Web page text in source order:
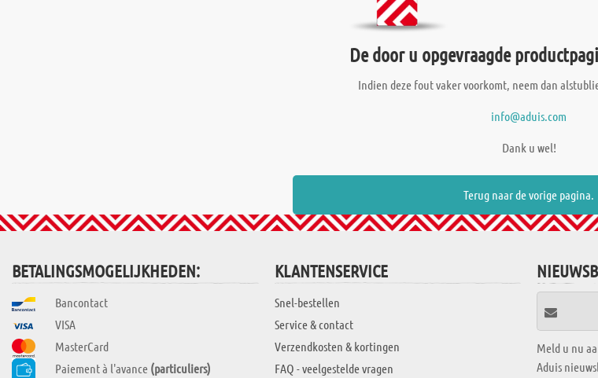
De door u opgevraagde
Indien deze fout vaker voorkomt, neem dan
info@aduis.com
Dank u wel!
Terug naar de vorige pagina.
BETALINGSMOGELIJKHEDEN:
Bancontact
VISA
MasterCard
Paiement à l'avance (particuliers)
KLANTENSERVICE
Snel-bestellen
Service & contact
Verzendkosten & kortingen
FAQ - veelgestelde vragen
Meld u nu
Aduis